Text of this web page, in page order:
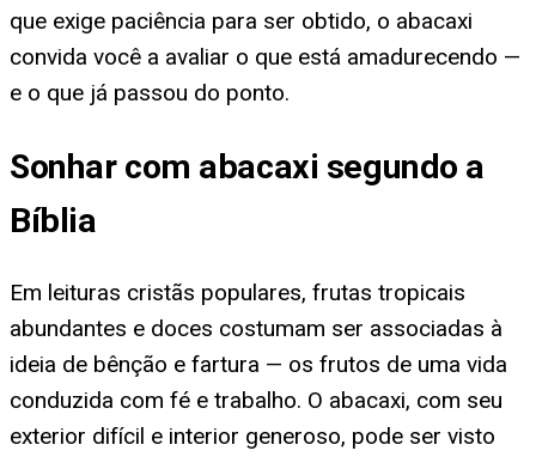
que exige paciência para ser obtido, o abacaxi
convida você a avaliar o que está amadurecendo —
e o que já passou do ponto.
Sonhar com abacaxi segundo a
Bíblia
Em leituras cristãs populares, frutas tropicais
abundantes e doces costumam ser associadas à
ideia de bênção e fartura — os frutos de uma vida
conduzida com fé e trabalho. O abacaxi, com seu
exterior difícil e interior generoso, pode ser visto